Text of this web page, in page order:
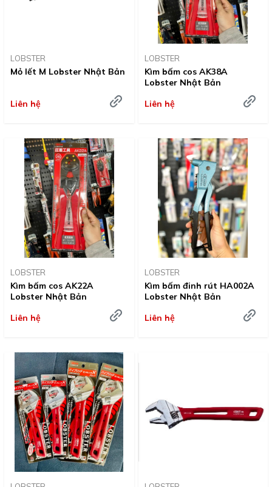
LOBSTER
Mỏ lết M Lobster Nhật Bản
Liên hệ
LOBSTER
Kìm bấm cos AK38A
Lobster Nhật Bản
Liên hệ
LOBSTER
Kìm bấm cos AK22A
Lobster Nhật Bản
Liên hệ
LOBSTER
Kìm bấm đinh rút HA002A
Lobster Nhật Bản
Liên hệ